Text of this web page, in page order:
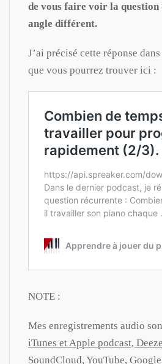
de vous faire voir la question
angle différent.
J’ai précisé cette réponse
que vous pourrez trouver ici :
NOTE :
Mes enregistrements audio
iTunes et Apple podcast,
SoundCloud, YouTube,